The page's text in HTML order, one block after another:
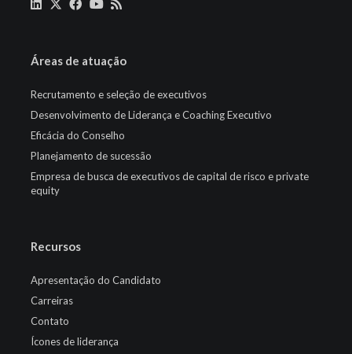
Áreas de atuação
Recrutamento e seleção de executivos
Desenvolvimento de Liderança e Coaching Executivo
Eficácia do Conselho
Planejamento de sucessão
Empresa de busca de executivos de capital de risco e private
equity
Recursos
Apresentação do Candidato
Carreiras
Contato
Ícones de liderança